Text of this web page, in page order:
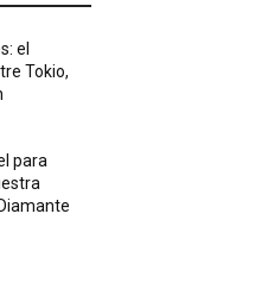
el
Tokio,
para